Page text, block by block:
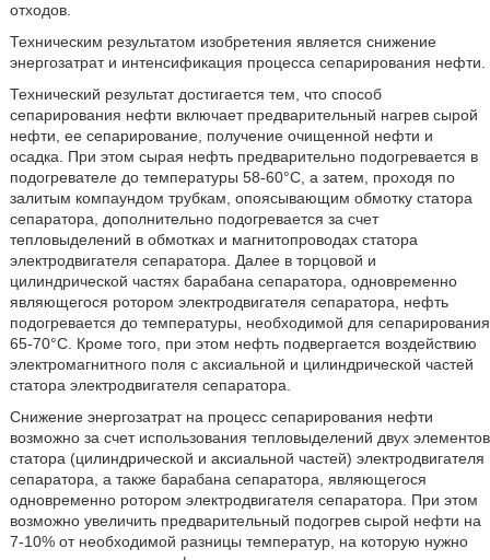
отходов.
Техническим результатом изобретения является снижение
энергозатрат и интенсификация процесса сепарирования нефти.
Технический результат достигается тем, что способ
сепарирования нефти включает предварительный нагрев сырой
нефти, ее сепарирование, получение очищенной нефти и
осадка. При этом сырая нефть предварительно подогревается в
подогревателе до температуры 58-60°C, а затем, проходя по
залитым компаундом трубкам, опоясывающим обмотку статора
сепаратора, дополнительно подогревается за счет
тепловыделений в обмотках и магнитопроводах статора
электродвигателя сепаратора. Далее в торцовой и
цилиндрической частях барабана сепаратора, одновременно
являющегося ротором электродвигателя сепаратора, нефть
подогревается до температуры, необходимой для сепарирования
65-70°C. Кроме того, при этом нефть подвергается воздействию
электромагнитного поля с аксиальной и цилиндрической частей
статора электродвигателя сепаратора.
Снижение энергозатрат на процесс сепарирования нефти
возможно за счет использования тепловыделений двух элементов
статора (цилиндрической и аксиальной частей) электродвигателя
сепаратора, а также барабана сепаратора, являющегося
одновременно ротором электродвигателя сепаратора. При этом
возможно увеличить предварительный подогрев сырой нефти на
7-10% от необходимой разницы температур, на которую нужно